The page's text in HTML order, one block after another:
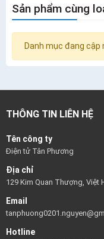
Sản phẩm cùng
Danh mục đang cập
THÔNG TIN LIÊN HỆ
Tên công ty
Điện tử Tân Phương
Địa chỉ
129 Kim Quan Thượng, Việt
Email
Hotline